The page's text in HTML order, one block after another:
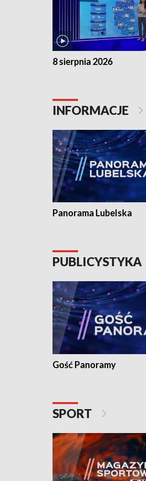
8 sierpnia 2026
INFORMACJE
Panorama Lubelska
PUBLICYSTYKA
Gość Panoramy
SPORT